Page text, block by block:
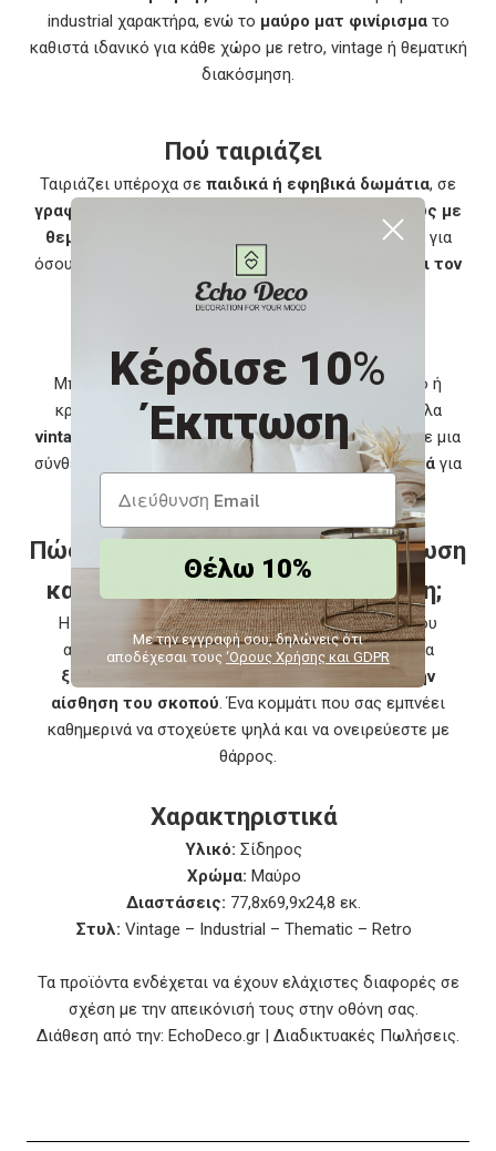
industrial χαρακτήρα, ενώ το μαύρο ματ φινίρισματο
καθιστά ιδανικό για κάθε χώρο με retro, vintage ή θεματική
διακόσμηση.
Πού ταιριάζει
Ταιριάζει υπέροχα σε παιδικά ή εφηβικά δωμάτια, σε
γραφεία, vintage σαλόνια, καταστήματα ή χώρους με
θεματική διακόσμηση
. Αποτελεί ιδανική επιλογή για
όσους αγαπούν τις
παλιές μηχανές, τα ταξίδια και τον
αεροπορικό σχεδιασμό
Προτάσεις Διακόσμησης
Μπορείτε να το κρεμάσετε πάνω από ένα γραφείο ή
κρεβάτι, να το τοποθετήσετε σε έναν τοίχο με άλλα
vintage μεταλλικά αντικείμεναή να το εντάξετε σε μια
σύνθεση με
χάρτες, πυξίδες και ρετρό φωτιστικά για
ένα μοναδικό θεματικό αποτέλεσμα.
Πώς θα βοηθήσει στην αυτοβελτίωση
και την προσωπική σας ανάπτυξη;
Η αίσθηση του "ταξιδιού" και της "ελευθερίας" που
αποπνέει ένα διακοσμητικό αεροπλάνο μπορεί να
ξυπνήσει την περιέργεια, τη φαντασία και την
αίσθηση του σκοπού. Ένα κομμάτι που σας εμπνέει
καθημερινά να στοχεύετε ψηλά και να ονειρεύεστε με
θάρρος.
Χαρακτηριστικά
Υλικό: Σίδηρος
Χρώμα: Μαύρο
Διαστάσεις: 77,8x69,9x24,8 εκ.
Στυλ: Vintage – Industrial – Thematic – Retro
Τα προϊόντα ενδέχεται να έχουν ελάχιστες διαφορές σε
σχέση με την απεικόνισή τους στην οθόνη σας.
Διάθεση από την: EchoDeco.gr | Διαδικτυακές Πωλήσεις.
Κέρδισε 10%
Έκπτωση
Θέλω 10%
Με την εγγραφή σου, δηλώνεις ότι
αποδέχεσαι τους ‘Ορους Χρήσης και GDPR